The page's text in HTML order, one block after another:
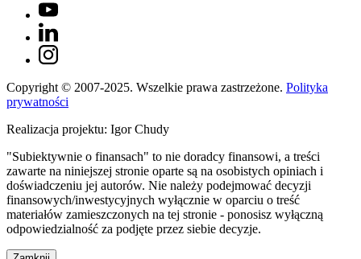
Copyright © 2007-2025. Wszelkie prawa zastrzeżone. Polityka
prywatności
Realizacja projektu: Igor Chudy
"Subiektywnie o finansach" to nie doradcy finansowi, a treści
zawarte na niniejszej stronie oparte są na osobistych opiniach i
doświadczeniu jej autorów. Nie należy podejmować decyzji
finansowych/inwestycyjnych wyłącznie w oparciu o treść
materiałów zamieszczonych na tej stronie - ponosisz wyłączną
odpowiedzialność za podjęte przez siebie decyzje.